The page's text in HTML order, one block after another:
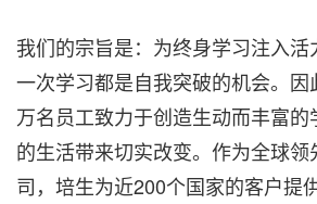
我们的宗旨是：为终身学习注入
一次学习都是自我突破的机会。
万名员工致力于创造生动而丰富
的生活带来切实改变。作为全球
司，培生为近200个国家的客户提